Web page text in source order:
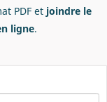
PDF et joindre le
ligne.